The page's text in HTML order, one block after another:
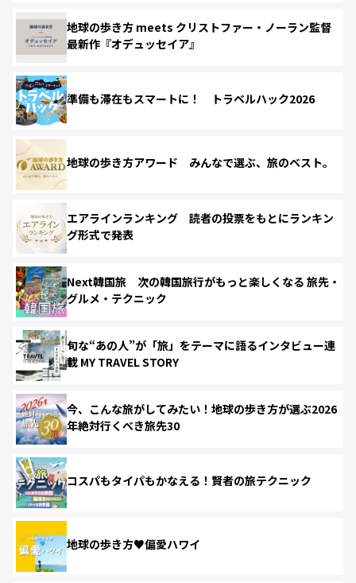
地球の歩き方 meets クリストファー・ノーラン監督
最新作『オデュッセイア』
準備も滞在もスマートに！ トラベルハック2026
地球の歩き方アワード みんなで選ぶ、旅のベスト。
エアラインランキング 読者の投票をもとにランキン
グ形式で発表
Next韓国旅 次の韓国旅行がもっと楽しくなる 旅先・
グルメ・テクニック
旬な“あの人”が「旅」をテーマに語るインタビュー連
載 MY TRAVEL STORY
今、こんな旅がしてみたい！地球の歩き方が選ぶ2026
年絶対行くべき旅先30
コスパもタイパもかなえる！賢者の旅テクニック
地球の歩き方♥偏愛ハワイ